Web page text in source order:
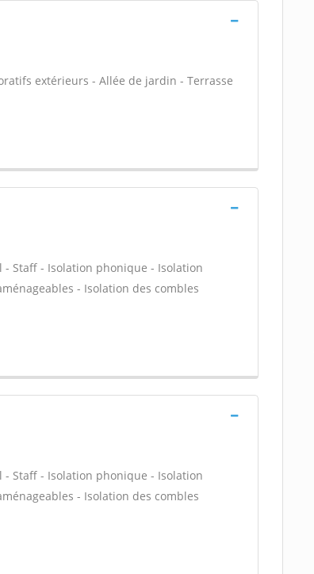
extérieurs - Allée de jardin - Terrasse
Staff - Isolation phonique - Isolation
- Isolation des combles
Staff - Isolation phonique - Isolation
- Isolation des combles